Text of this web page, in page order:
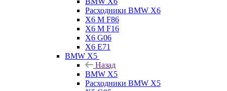
Расходники BMW X6
X6 M F86
X6 M F16
X6 G06
X6 E71
BMW X5
Назад
BMW X5
Расходники BMW X5